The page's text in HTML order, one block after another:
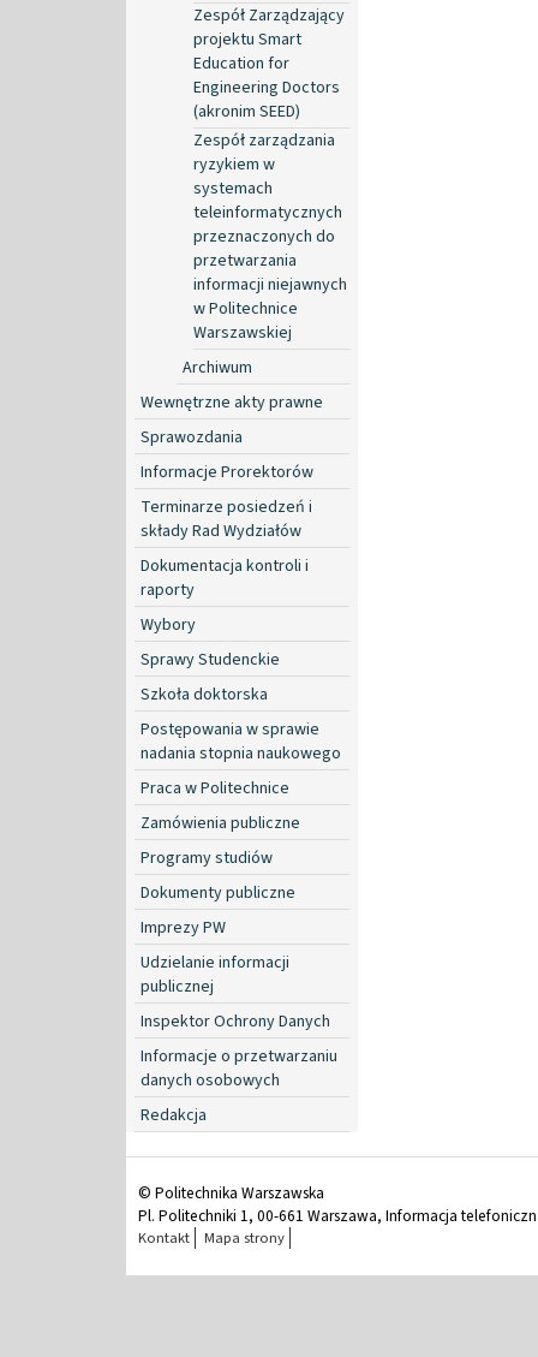
Zespół Zarządzający
projektu Smart
Education for
Engineering Doctors
(akronim SEED)
Zespół zarządzania
ryzykiem w
systemach
teleinformatycznych
przeznaczonych do
przetwarzania
informacji niejawnych
w Politechnice
Warszawskiej
Archiwum
Wewnętrzne akty prawne
Sprawozdania
Informacje Prorektorów
Terminarze posiedzeń i
składy Rad Wydziałów
Dokumentacja kontroli i
raporty
Wybory
Sprawy Studenckie
Szkoła doktorska
Postępowania w sprawie
nadania stopnia naukowego
Praca w Politechnice
Zamówienia publiczne
Programy studiów
Dokumenty publiczne
Imprezy PW
Udzielanie informacji
publicznej
Inspektor Ochrony Danych
Informacje o przetwarzaniu
danych osobowych
Redakcja
© Politechnika Warszawska
Pl. Politechniki 1, 00-661 Warszawa, Informacja
Kontakt Mapa strony